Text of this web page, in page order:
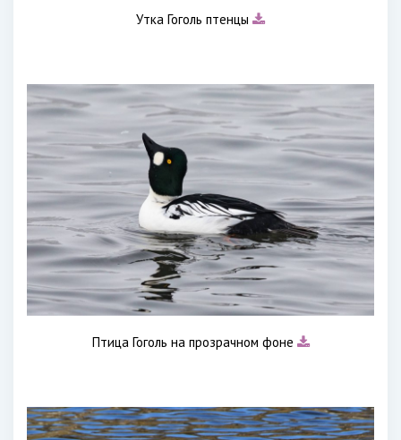
Утка Гоголь птенцы
Птица Гоголь на прозрачном фоне